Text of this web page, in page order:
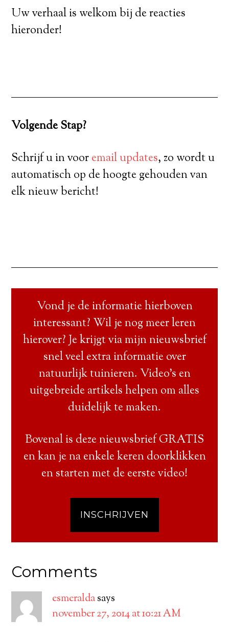
Uw verhaal is welkom bij de reacties
hieronder!
Volgende Stap?
Schrijf u in vooremail updates, zo wordt u
automatisch op de hoogte gehouden van
elk nieuw bericht!
Vond je de informatie hierboven
interessant? Wil je nog meer leren
hierover? Je krijgt via mijn nieuwsbrief
snel veel extra informatie over
natuurlijk tuinieren. Video’s en
uitgebreide artikels helpen om alles
duidelijk te maken.
Bovenal is deze nieuwsbrief GRATIS
en kan je na enkele keren doorklikken
en starten met de eerste video!
INSCHRIJVEN
Comments
esmeraldasays
november 27, 2014 at 10:21 AM